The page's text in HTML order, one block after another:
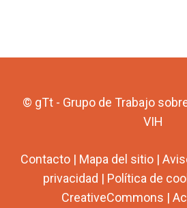
© gTt - Grupo de Trabajo
VIH
Contacto | Mapa del sitio |
privacidad | Política de
CreativeCommons |